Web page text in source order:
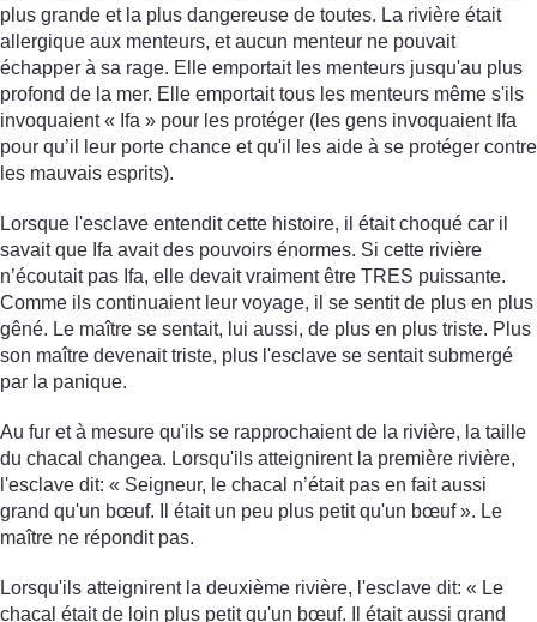
plus grande et la plus dangereuse de toutes. La rivière était
allergique aux menteurs, et aucun menteur ne pouvait
échapper à sa rage. Elle emportait les menteurs jusqu'au plus
profond de la mer. Elle emportait tous les menteurs même s'ils
invoquaient « Ifa » pour les protéger (les gens invoquaient Ifa
pour qu’il leur porte chance et qu'il les aide à se protéger contre
les mauvais esprits).
Lorsque l'esclave entendit cette histoire, il était choqué car il
savait que Ifa avait des pouvoirs énormes. Si cette rivière
n’écoutait pas Ifa, elle devait vraiment être TRES puissante.
Comme ils continuaient leur voyage, il se sentit de plus en plus
gêné. Le maître se sentait, lui aussi, de plus en plus triste. Plus
son maître devenait triste, plus l'esclave se sentait submergé
par la panique.
Au fur et à mesure qu'ils se rapprochaient de la rivière, la taille
du chacal changea. Lorsqu'ils atteignirent la première rivière,
l'esclave dit: « Seigneur, le chacal n’était pas en fait aussi
grand qu'un bœuf. Il était un peu plus petit qu'un bœuf ». Le
maître ne répondit pas.
Lorsqu'ils atteignirent la deuxième rivière, l'esclave dit: « Le
chacal était de loin plus petit qu'un bœuf. Il était aussi grand